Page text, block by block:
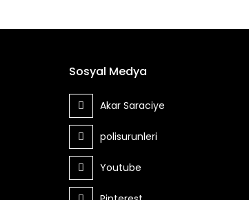
Sosyal Medya
Akar Saraciye
polisurunleri
Youtube